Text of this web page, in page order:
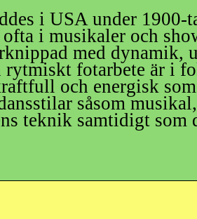
i USA under
i musikaler och
med dynamik,
fotarbete är i
och energisk
såsom
teknik samtidigt